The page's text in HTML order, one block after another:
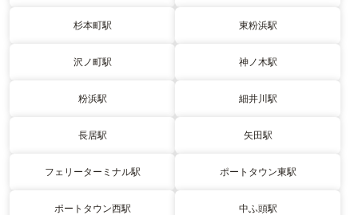
杉本町駅 東粉浜駅
沢ノ町駅 神ノ木駅
粉浜駅 細井川駅
長居駅 矢田駅
フェリーターミナル駅 ポートタウン東駅
ポートタウン西駅 中ふ頭駅